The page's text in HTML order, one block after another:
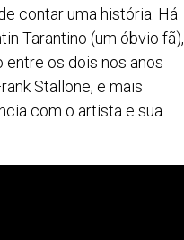
contar uma história. Há
Tarantino (um óbvio fã),
os dois nos anos
Stallone, e mais
com o artista e sua